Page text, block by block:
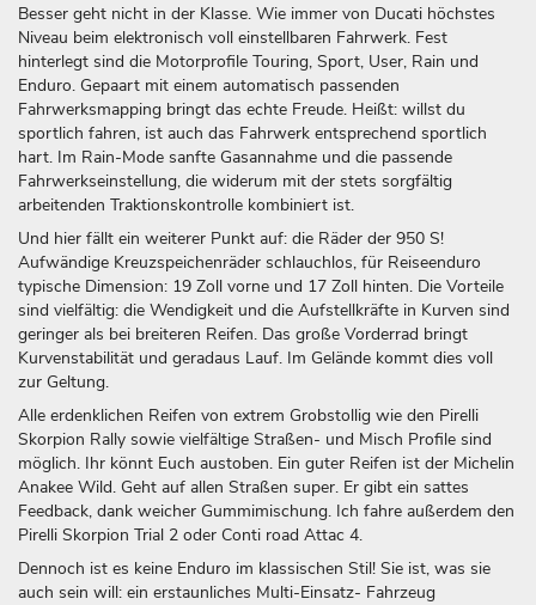
Besser geht nicht in der Klasse. Wie immer von Ducati höchstes
Niveau beim elektronisch voll einstellbaren Fahrwerk. Fest
hinterlegt sind die Motorprofile Touring, Sport, User, Rain und
Enduro. Gepaart mit einem automatisch passenden
Fahrwerksmapping bringt das echte Freude. Heißt: willst du
sportlich fahren, ist auch das Fahrwerk entsprechend sportlich
hart. Im Rain-Mode sanfte Gasannahme und die passende
Fahrwerkseinstellung, die widerum mit der stets sorgfältig
arbeitenden Traktionskontrolle kombiniert ist.
Und hier fällt ein weiterer Punkt auf: die Räder der 950 S!
Aufwändige Kreuzspeichenräder schlauchlos, für Reiseenduro
typische Dimension: 19 Zoll vorne und 17 Zoll hinten. Die Vorteile
sind vielfältig: die Wendigkeit und die Aufstellkräfte in Kurven sind
geringer als bei breiteren Reifen. Das große Vorderrad bringt
Kurvenstabilität und geradaus Lauf. Im Gelände kommt dies voll
zur Geltung.
Alle erdenklichen Reifen von extrem Grobstollig wie den Pirelli
Skorpion Rally sowie vielfältige Straßen- und Misch Profile sind
möglich. Ihr könnt Euch austoben. Ein guter Reifen ist der Michelin
Anakee Wild. Geht auf allen Straßen super. Er gibt ein sattes
Feedback, dank weicher Gummimischung. Ich fahre außerdem den
Pirelli Skorpion Trial 2 oder Conti road Attac 4.
Dennoch ist es keine Enduro im klassischen Stil! Sie ist, was sie
auch sein will: ein erstaunliches Multi-Einsatz- Fahrzeug